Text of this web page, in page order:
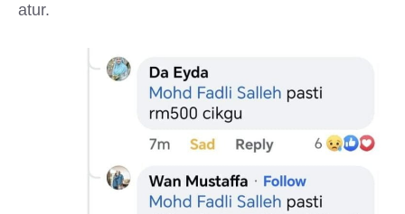
atur.